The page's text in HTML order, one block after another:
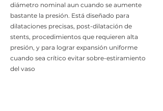
diámetro nominal aun cuando se aumente
bastante la presión. Está diseñado para
dilataciones precisas, post-dilatación de
stents, procedimientos que requieren alta
presión, y para lograr expansión uniforme
cuando sea crítico evitar sobre-estiramiento
del vaso